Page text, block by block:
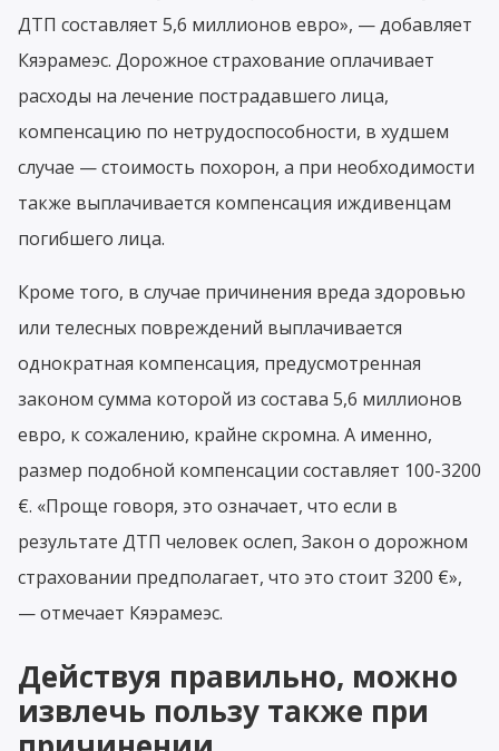
ДТП составляет 5,6 миллионов евро», — добавляет
Кяэрамеэс. Дорожное страхование оплачивает
расходы на лечение пострадавшего лица,
компенсацию по нетрудоспособности, в худшем
случае — стоимость похорон, а при необходимости
также выплачивается компенсация иждивенцам
погибшего лица.
Кроме того, в случае причинения вреда здоровью
или телесных повреждений выплачивается
однократная компенсация, предусмотренная
законом сумма которой из состава 5,6 миллионов
евро, к сожалению, крайне скромна. А именно,
размер подобной компенсации составляет 100-3200
€. «Проще говоря, это означает, что если в
результате ДТП человек ослеп, Закон о дорожном
страховании предполагает, что это стоит 3200 €»,
— отмечает Кяэрамеэс.
Действуя правильно, можно
извлечь пользу также при